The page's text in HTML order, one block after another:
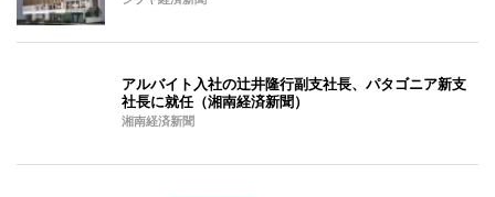
アルバイト入社の辻井隆行副支社長、パタゴニア新支
社長に就任（湘南経済新聞）
湘南経済新聞